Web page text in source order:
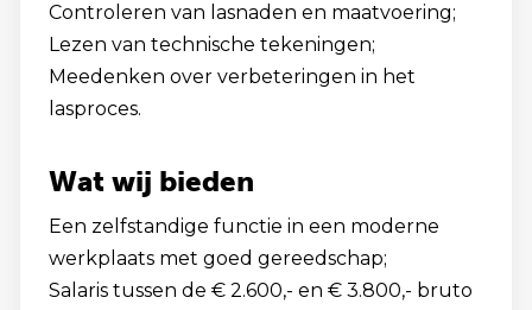
Controleren van lasnaden en maatvoering;
Lezen van technische tekeningen;
Meedenken over verbeteringen in het
lasproces.
Wat wij bieden
Een zelfstandige functie in een moderne
werkplaats met goed gereedschap;
Salaris tussen de € 2.600,- en € 3.800,- bruto